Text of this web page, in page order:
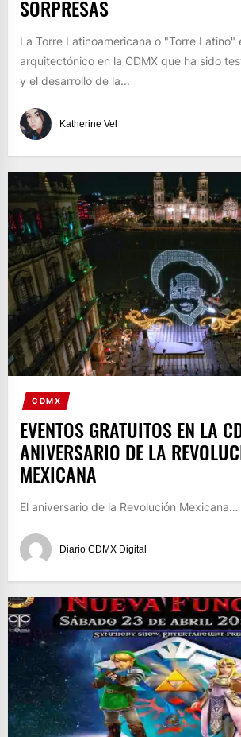
SORPRESAS
La Torre Latinoamericana o "Torre Latino"
arquitectónico en la CDMX que ha sido
y el desarrollo de la...
Katherine Vel
CDMX
EVENTOS GRATUITOS EN LA
ANIVERSARIO DE LA
MEXICANA
El aniversario de la Revolución Mexicana…
Diario CDMX Digital